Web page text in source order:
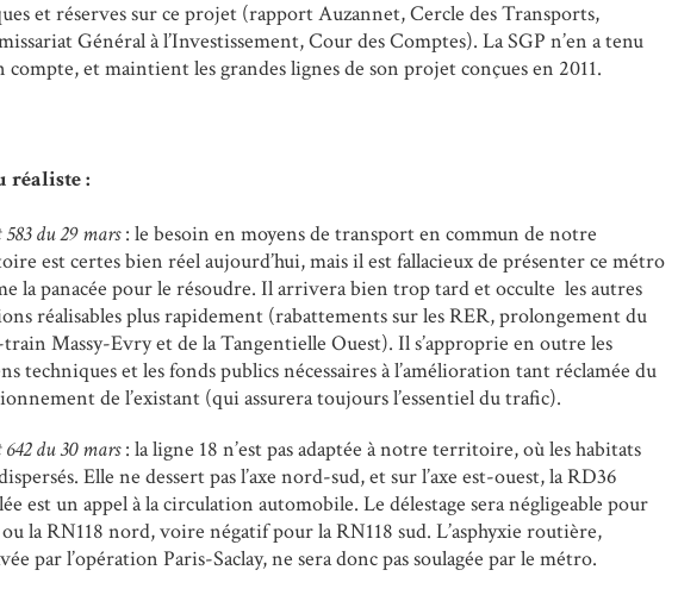
et réserves sur ce projet (rapport Auzannet, Cercle des Transports,
Général à l’Investissement, Cour des Comptes). La SGP n’en a tenu
compte, et maintient les grandes lignes de son projet conçues en 2011.
réaliste :
du 29 mars: le besoin en moyens de transport en commun de notre
est certes bien réel aujourd’hui, mais il est fallacieux de présenter ce métro
la panacée pour le résoudre. Il arrivera bien trop tard et occulte les autres
réalisables plus rapidement (rabattements sur les RER, prolongement du
Massy-Evry et de la Tangentielle Ouest). Il s’approprie en outre les
techniques et les fonds publics nécessaires à l’amélioration tant réclamée du
de l’existant (qui assurera toujours l’essentiel du trafic).
du 30 mars: la ligne 18 n’est pas adaptée à notre territoire, où les habitats
Elle ne dessert pas l’axe nord-sud, et sur l’axe est-ouest, la RD36
est un appel à la circulation automobile. Le délestage sera négligeable pour
ou la RN118 nord, voire négatif pour la RN118 sud. L’asphyxie routière,
par l’opération Paris-Saclay, ne sera donc pas soulagée par le métro.